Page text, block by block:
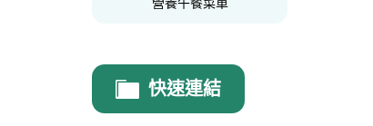
快速連結